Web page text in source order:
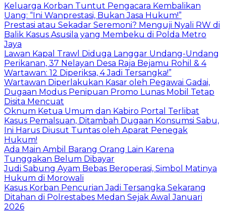
Keluarga Korban Tuntut Pengacara Kembalikan
Uang: “Ini Wanprestasi, Bukan Jasa Hukum!”
Prestasi atau Sekadar Seremoni? Menguji Nyali RW di
Balik Kasus Asusila yang Membeku di Polda Metro
Jaya
Lawan Kapal Trawl Diduga Langgar Undang-Undang
Perikanan, 37 Nelayan Desa Raja Bejamu Rohil & 4
Wartawan: 12 Diperiksa, 4 Jadi Tersangka!”
Wartawan Diperlakukan Kasar oleh Pegawai Gadai,
Dugaan Modus Penipuan Promo Lunas Mobil Tetap
Disita Mencuat
Oknum Ketua Umum dan Kabiro Portal Terlibat
Kasus Pemalsuan, Ditambah Dugaan Konsumsi Sabu,
Ini Harus Diusut Tuntas oleh Aparat Penegak
Hukum!
Ada Main Ambil Barang Orang Lain Karena
Tunggakan Belum Dibayar
Judi Sabung Ayam Bebas Beroperasi, Simbol Matinya
Hukum di Morowali
Kasus Korban Pencurian Jadi Tersangka Sekarang
Ditahan di Polrestabes Medan Sejak Awal Januari
2026